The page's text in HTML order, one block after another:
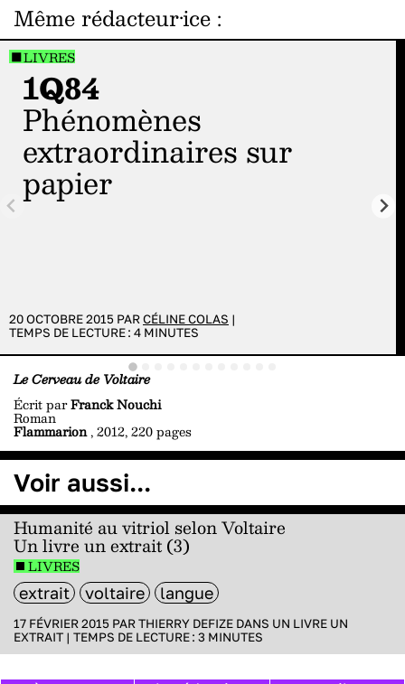
Même rédacteur·ice :
LIVRES
1Q84
phénomènes
extraordinaires sur
papier
20 OCTOBRE 2015 PARCÉLINE COLAS |
TEMPS DE LECTURE : 4 MINUTES
Le Cerveau de Voltaire
Écrit parFranck Nouchi
Roman
Flammarion, 2012, 220 pages
Voir aussi...
Humanité au vitriol selon Voltaire
Un livre un extrait (3)
LIVRES
extrait voltaire langue
17 FÉVRIER 2015 PARTHIERRY DEFIZE DANS UN LIVRE UN
EXTRAIT | TEMPS DE LECTURE : 3 MINUTES